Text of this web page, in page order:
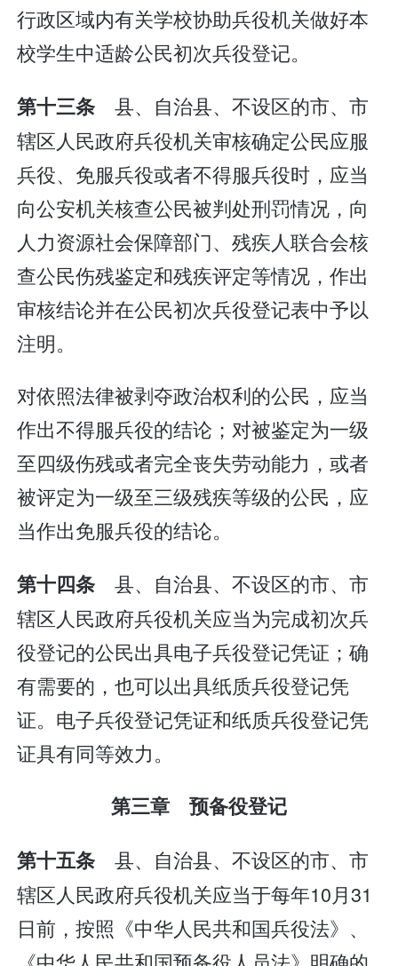
行政区域内有关学校协助兵役机关做好本
校学生中适龄公民初次兵役登记。
第十三条县、自治县、不设区的市、市
辖区人民政府兵役机关审核确定公民应服
兵役、免服兵役或者不得服兵役时，应当
向公安机关核查公民被判处刑罚情况，向
人力资源社会保障部门、残疾人联合会核
查公民伤残鉴定和残疾评定等情况，作出
审核结论并在公民初次兵役登记表中予以
注明。
对依照法律被剥夺政治权利的公民，应当
作出不得服兵役的结论；对被鉴定为一级
至四级伤残或者完全丧失劳动能力，或者
被评定为一级至三级残疾等级的公民，应
当作出免服兵役的结论。
第十四条县、自治县、不设区的市、市
辖区人民政府兵役机关应当为完成初次兵
役登记的公民出具电子兵役登记凭证；确
有需要的，也可以出具纸质兵役登记凭
证。电子兵役登记凭证和纸质兵役登记凭
证具有同等效力。
第三章 预备役登记
第十五条县、自治县、不设区的市、市
辖区人民政府兵役机关应当于每年10月31
日前，按照《中华人民共和国兵役法》、